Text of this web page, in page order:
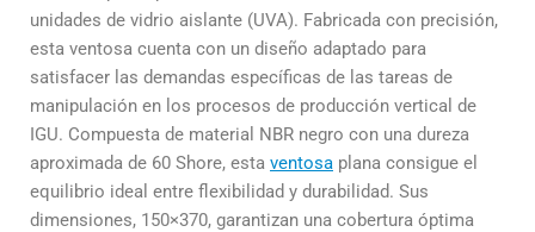
unidades de vidrio aislante (UVA). Fabricada con precisión,
esta ventosa cuenta con un diseño adaptado para
satisfacer las demandas específicas de las tareas de
manipulación en los procesos de producción vertical de
IGU. Compuesta de material NBR negro con una dureza
aproximada de 60 Shore, esta ventosa plana consigue el
equilibrio ideal entre flexibilidad y durabilidad. Sus
dimensiones, 150×370, garantizan una cobertura óptima